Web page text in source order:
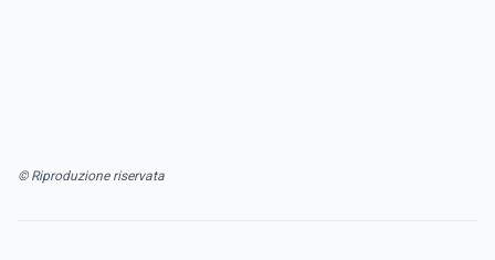
© Riproduzione riservata